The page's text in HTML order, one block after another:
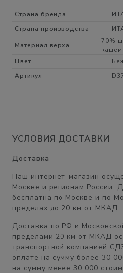
Страна бренда
Страна производства
Материал верха
70%
Цвет
Артикул
УСЛОВИЯ ДОСТАВКИ
Доставка
Наш интернет-магазин
Москве и регионам России.
бесплатна по Москве и по
пределах до 20 км от МКАД.
Доставка по РФ и
пределами 20 км от МКАД
транспортной компанией
оплате на сумму более 30
на сумму менее 30 000